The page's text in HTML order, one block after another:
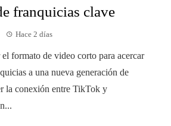
franquicias clave
Hace 2 días
formato de video corto para acercar
a una nueva generación de
la conexión entre TikTok y